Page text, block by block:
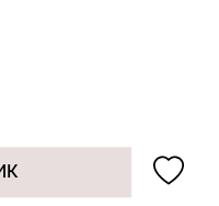
Giulia